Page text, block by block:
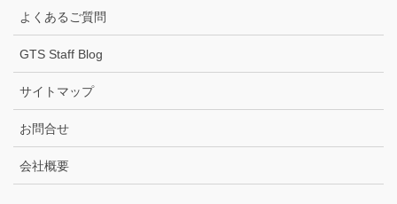
よくあるご質問
GTS Staff Blog
サイトマップ
お問合せ
会社概要